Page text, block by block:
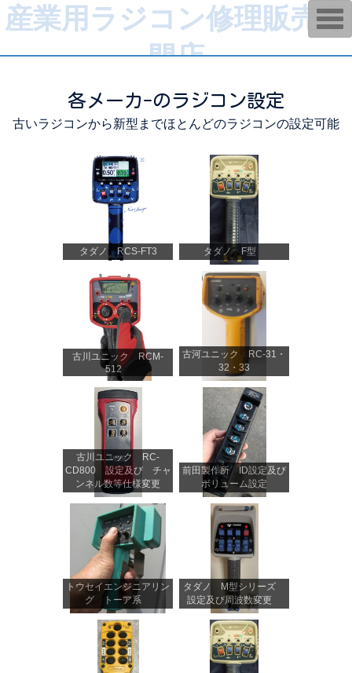
産業用ラジコン修理販売専
門店
各メーカ-のラジコン設定
古いラジコンから新型までほとんどのラジコンの設定可能
タダノ RCS-FT3 タダノ F型
古川ユニック RCM-
512
古河ユニック RC-31・
32・33
古川ユニック RC-
CD800 設定及び チャ
ンネル数等仕様変更
前田製作所 ID設定及び
ボリューム設定
トウセイエンジニアリン
グ トーア系
タダノ M型シリーズ
設定及び周波数変更
T
o
g
i
g